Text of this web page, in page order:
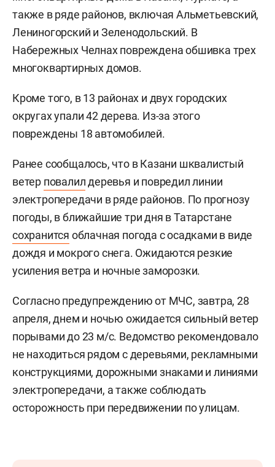
также в ряде районов, включая Альметьевский,
Лениногорский и Зеленодольский. В
Набережных Челнах повреждена обшивка трех
многоквартирных домов.
Кроме того, в 13 районах и двух городских
округах упали 42 дерева. Из-за этого
повреждены 18 автомобилей.
Ранее сообщалось, что в Казани шквалистый
ветер повалилдеревья и повредил линии
электропередачи в ряде районов. По прогнозу
погоды, в ближайшие три дня в Татарстане
сохранится облачная погода с осадками в виде
дождя и мокрого снега. Ожидаются резкие
усиления ветра и ночные заморозки.
Согласно предупреждению от МЧС, завтра, 28
апреля, днем и ночью ожидается сильный ветер
порывами до 23 м/c. Ведомство рекомендовало
не находиться рядом с деревьями, рекламными
конструкциями, дорожными знаками и линиями
электропередачи, а также соблюдать
осторожность при передвижении по улицам.